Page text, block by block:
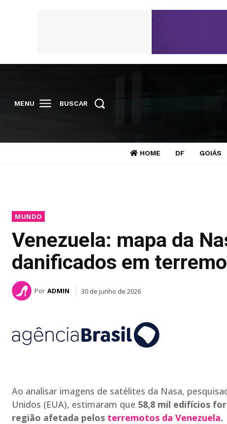
MENU BUSCAR
HOME DF GOIÁS
MUNDO
Venezuela: mapa da
danificados em
Por ADMIN 30 de junho de 2026
Ao analisar imagens de satélites da Nasa,
Unidos (EUA), estimaram que 58,8 mil edifícios
região afetada pelos terremotos da Venezuela.